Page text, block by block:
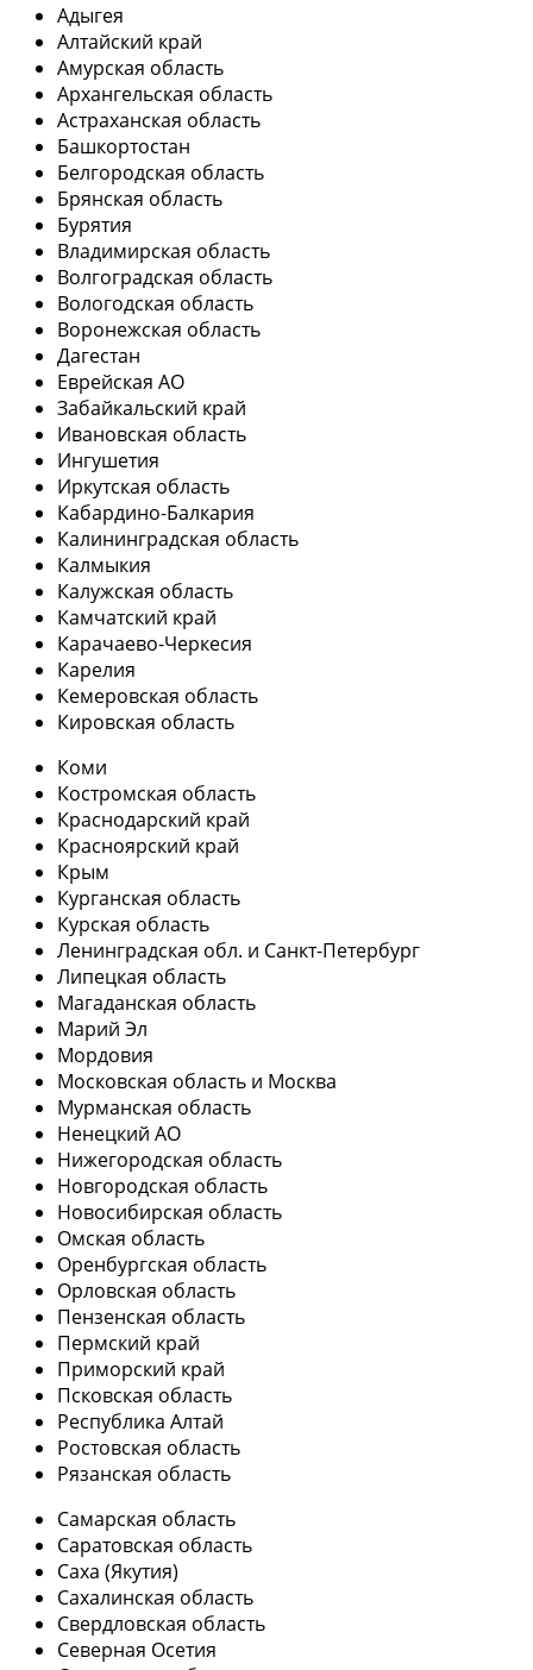
Адыгея
Алтайский край
Амурская область
Архангельская область
Астраханская область
Башкортостан
Белгородская область
Брянская область
Бурятия
Владимирская область
Волгоградская область
Вологодская область
Воронежская область
Дагестан
Еврейская АО
Забайкальский край
Ивановская область
Ингушетия
Иркутская область
Кабардино-Балкария
Калининградская область
Калмыкия
Калужская область
Камчатский край
Карачаево-Черкесия
Карелия
Кемеровская область
Кировская область
Коми
Костромская область
Краснодарский край
Красноярский край
Крым
Курганская область
Курская область
Ленинградская обл. и Санкт-Петербург
Липецкая область
Магаданская область
Марий Эл
Мордовия
Московская область и Москва
Мурманская область
Ненецкий АО
Нижегородская область
Новгородская область
Новосибирская область
Омская область
Оренбургская область
Орловская область
Пензенская область
Пермский край
Приморский край
Псковская область
Республика Алтай
Ростовская область
Рязанская область
Самарская область
Саратовская область
Саха (Якутия)
Сахалинская область
Свердловская область
Северная Осетия